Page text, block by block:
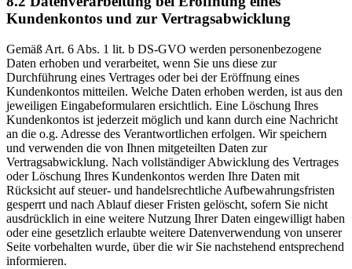
Kundenkontos und zur Vertragsabwicklung
Gemäß Art. 6 Abs. 1 lit. b DS-GVO werden personenbezogene
Daten erhoben und verarbeitet, wenn Sie uns diese zur
Durchführung eines Vertrages oder bei der Eröffnung eines
Kundenkontos mitteilen. Welche Daten erhoben werden, ist aus den
jeweiligen Eingabeformularen ersichtlich. Eine Löschung Ihres
Kundenkontos ist jederzeit möglich und kann durch eine Nachricht
an die o.g. Adresse des Verantwortlichen erfolgen. Wir speichern
und verwenden die von Ihnen mitgeteilten Daten zur
Vertragsabwicklung. Nach vollständiger Abwicklung des Vertrages
oder Löschung Ihres Kundenkontos werden Ihre Daten mit
Rücksicht auf steuer- und handelsrechtliche Aufbewahrungsfristen
gesperrt und nach Ablauf dieser Fristen gelöscht, sofern Sie nicht
ausdrücklich in eine weitere Nutzung Ihrer Daten eingewilligt haben
oder eine gesetzlich erlaubte weitere Datenverwendung von unserer
Seite vorbehalten wurde, über die wir Sie nachstehend entsprechend
informieren.